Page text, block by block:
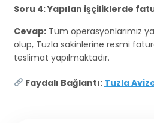
Soru 4: Yapılan işçiliklerde
Cevap: Tüm operasyonlarımız
olup, Tuzla sakinlerine resmi
teslimat yapılmaktadır.
Faydalı Bağlantı: Tuzla